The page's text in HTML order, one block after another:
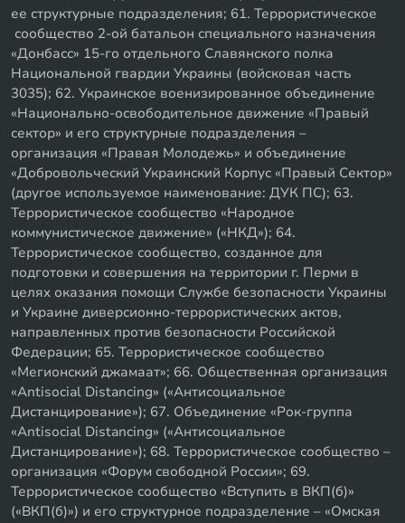
ее структурные подразделения; 61. Террористическое
сообщество 2-ой батальон специального назначения
«Донбасс» 15-го отдельного Славянского полка
Национальной гвардии Украины (войсковая часть
3035); 62. Украинское военизированное объединение
«Национально-освободительное движение «Правый
сектор» и его структурные подразделения –
организация «Правая Молодежь» и объединение
«Добровольческий Украинский Корпус «Правый Сектор»
(другое используемое наименование: ДУК ПС); 63.
Террористическое сообщество «Народное
коммунистическое движение» («НКД»); 64.
Террористическое сообщество, созданное для
подготовки и совершения на территории г. Перми в
целях оказания помощи Службе безопасности Украины
и Украине диверсионно-террористических актов,
направленных против безопасности Российской
Федерации; 65. Террористическое сообщество
«Мегионский джамаат»; 66. Общественная организация
«Antisocial Distancing» («Антисоциальное
Дистанцирование»); 67. Объединение «Рок-группа
«Antisocial Distancing» («Антисоциальное
Дистанцирование»); 68. Террористическое сообщество –
организация «Форум свободной России»; 69.
Террористическое сообщество «Вступить в ВКП(б)»
(«ВКП(б)») и его структурное подразделение – «Омская